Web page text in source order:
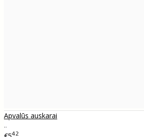
Apvalūs auskarai
..
42